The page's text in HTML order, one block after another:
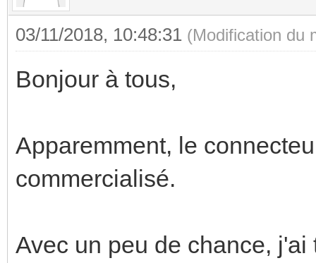
03/11/2018, 10:48:31 (Modification du
Bonjour à tous,
Apparemment, le
commercialisé.
Avec un peu de chance,